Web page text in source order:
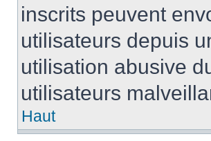
inscrits peuvent
utilisateurs depuis
utilisation abusive
utilisateurs
Haut